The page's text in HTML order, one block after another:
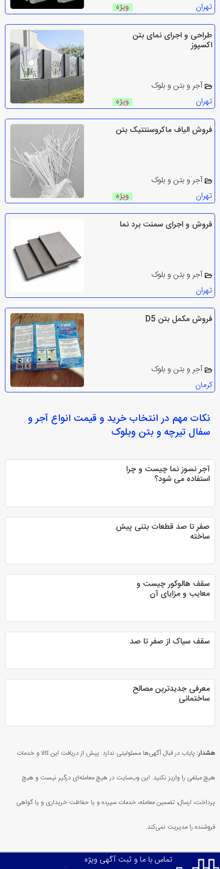
تهران
ویژه
طراحی و اجرای نمای بتن
اکسپوز
آجر و بتن و بلوک
تهران
ویژه
فروش الیاف ماکروسنتتیک بتن
آجر و بتن و بلوک
تهران
ویژه
فروش و اجرای سمنت برد نما
آجر و بتن و بلوک
تهران
فروش مکمل بتن D5
آجر و بتن و بلوک
کرمان
نکات مهم در انتخابخرید و قیمت انواع آجر و
سفال تیرچه و بتن وبلوک
آجر نسوز نما چیست و چرا
استفاده می شود؟
صفر تا صد قطعات بتنی پیش
ساخته
سقف هالوکور چیست و
معایب و مزایای آن
سقف سیاک از صفر تا صد
معرفی جدیدترین مصالح
ساختمانی
هشدار: پایاب در قبال آگهی‌ها مسئولیتی ندارد. پیش از دریافت این کالا و خدمات
هیچ مبلغی را واریز نکنید. این وب‌سایت در هیچ معامله‌ای درگیر نیست و هیچ
پرداخت، ارسال، تضمین معامله، خدمات سپرده و یا حفاظت خریداری و یا گواهی
فروشنده را مدیریت نمی‌کند.
تماس با ما و ثبت آگهی ویژه